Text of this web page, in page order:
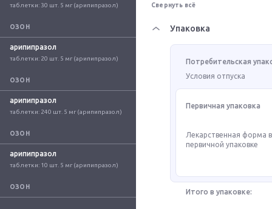
таблетки: 30 шт. 5 мг (арипипразол)
ОЗОН
арипипразол
таблетки: 20 шт. 5 мг (арипипразол)
ОЗОН
арипипразол
таблетки: 240 шт. 5 мг (арипипразол)
ОЗОН
арипипразол
таблетки: 10 шт. 5 мг (арипипразол)
ОЗОН
Свернуть всё
Упаковка
Потребительская
Условия отпуска
Первичная упаковка
Лекарственная форма
первичной упаковке
Итого в упаковке: